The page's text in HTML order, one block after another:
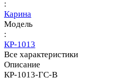
:
Карина
Модель
:
КР-1013
Все характеристики
Описание
КР-1013-ГС-В